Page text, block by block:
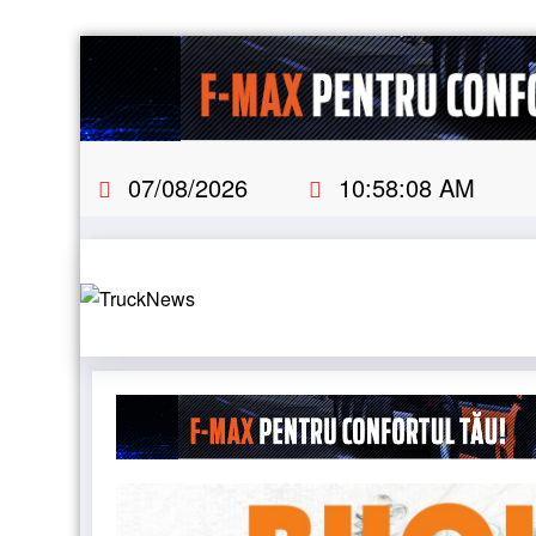
content
07/08/2026 10:58:10 AM
Noutati
electric în transport internațional